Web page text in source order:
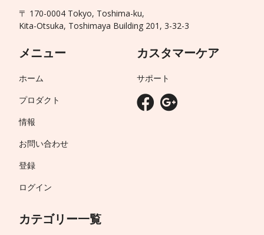
〒 170-0004 Tokyo, Toshima-ku,
Kita-Otsuka, Toshimaya Building 201, 3-32-3
メニュー
ホーム
プロダクト
情報
お問い合わせ
登録
ログイン
カテゴリー一覧
カスタマーケア
サポート